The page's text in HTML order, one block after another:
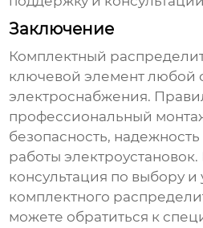
Заключение
Комплектный
ключевой элемент любой
электроснабжения.
профессиональный
безопасность,
работы
консультация по выбору и
комплектного
можете обратиться к